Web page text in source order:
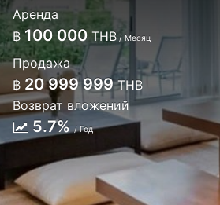
Аренда
฿ 100 000 THB/ Месяц
Продажа
฿ 20 999 999THB
Возврат вложений
5.7%/ Год